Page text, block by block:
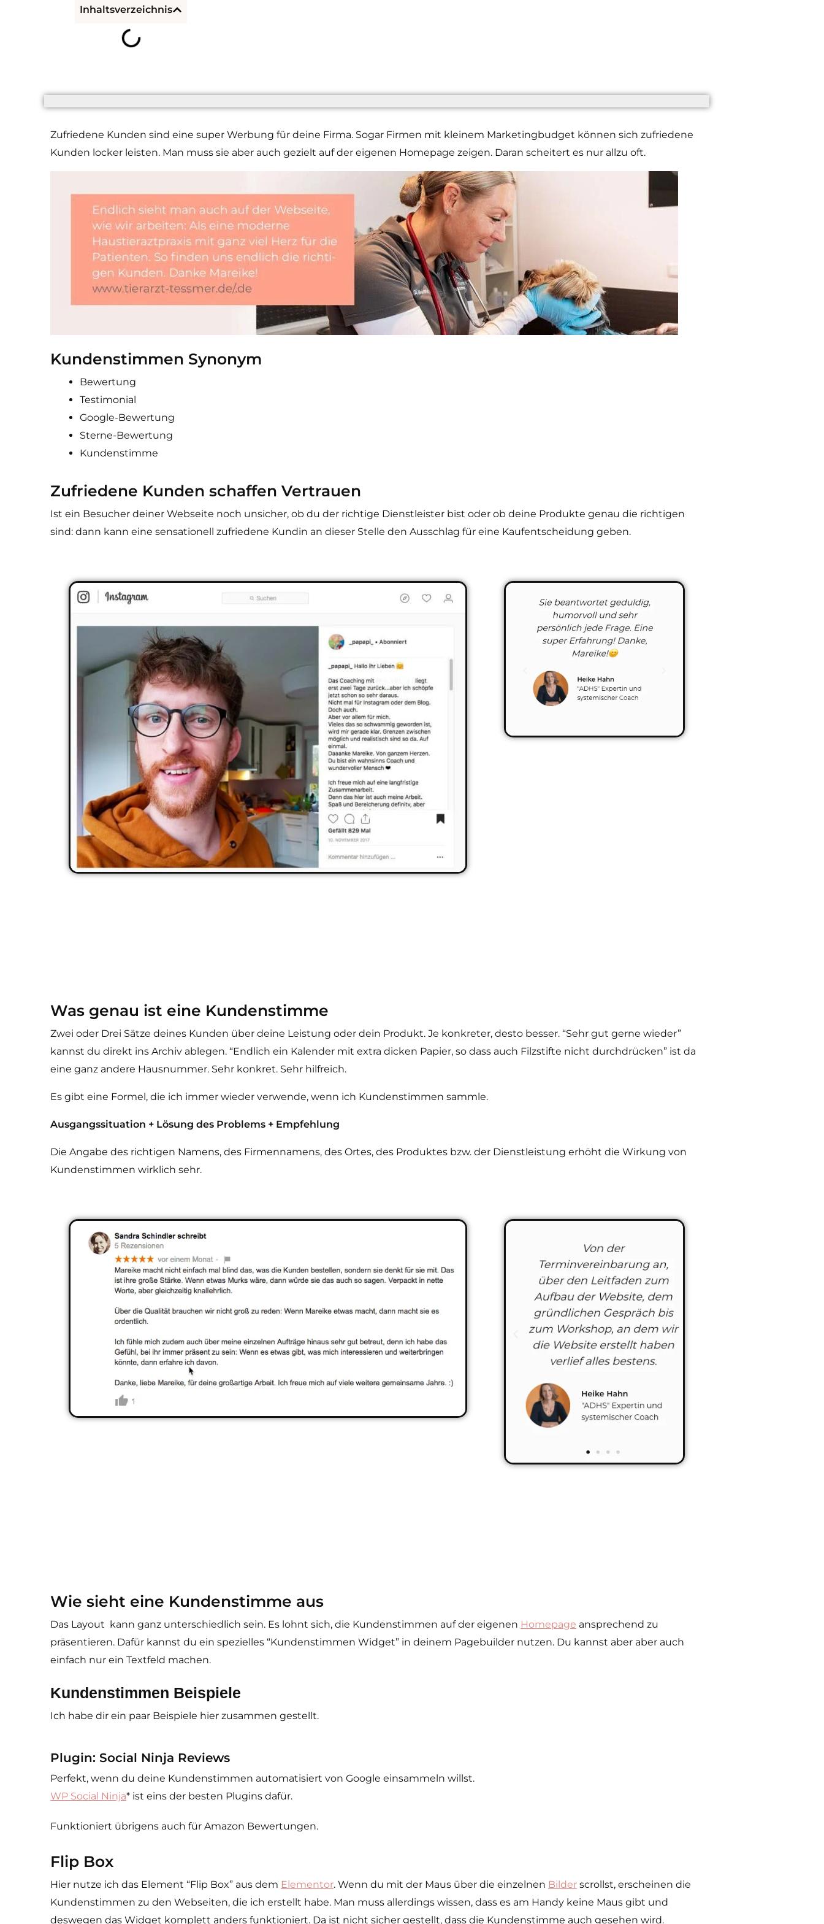
Inhaltsverzeichnis
Zufriedene Kunden sind eine super Werbung für deine Firma. Sogar Firmen mit kleinem Marketingbudget können sich zufriedene
Kunden locker leisten. Man muss sie aber auch gezielt auf der eigenen Homepage zeigen. Daran scheitert es nur allzu oft.
Kundenstimmen Synonym
Bewertung
Testimonial
Google-Bewertung
Sterne-Bewertung
Kundenstimme
Zufriedene Kunden schaffen Vertrauen
Ist ein Besucher deiner Webseite noch unsicher, ob du der richtige Dienstleister bist oder ob deine Produkte genau die richtigen
sind: dann kann eine sensationell zufriedene Kundin an dieser Stelle den Ausschlag für eine Kaufentscheidung geben.
Was genau ist eine Kundenstimme
Zwei oder Drei Sätze deines Kunden über deine Leistung oder dein Produkt. Je konkreter, desto besser. “Sehr gut gerne wieder”
kannst du direkt ins Archiv ablegen. “Endlich ein Kalender mit extra dicken Papier, so dass auch Filzstifte nicht durchdrücken” ist da
eine ganz andere Hausnummer. Sehr konkret. Sehr hilfreich.
Es gibt eine Formel, die ich immer wieder verwende, wenn ich Kundenstimmen sammle.
Ausgangssituation + Lösung des Problems + Empfehlung
Die Angabe des richtigen Namens, des Firmennamens, des Ortes, des Produktes bzw. der Dienstleistung erhöht die Wirkung von
Kundenstimmen wirklich sehr.
Wie sieht eine Kundenstimme aus
Das Layout kann ganz unterschiedlich sein. Es lohnt sich, die Kundenstimmen auf der eigenen Homepage ansprechend zu
präsentieren. Dafür kannst du ein spezielles “Kundenstimmen Widget” in deinem Pagebuilder nutzen. Du kannst aber aber auch
einfach nur ein Textfeld machen.
Kundenstimmen Beispiele
Ich habe dir ein paar Beispiele hier zusammen gestellt.
Plugin: Social Ninja Reviews
Perfekt, wenn du deine Kundenstimmen automatisiert von Google einsammeln willst.
WP Social Ninja* ist eins der besten Plugins dafür.
Funktioniert übrigens auch für Amazon Bewertungen.
Flip Box
Hier nutze ich das Element “Flip Box” aus dem Elementor. Wenn du mit der Maus über die einzelnen Bilder scrollst, erscheinen die
Kundenstimmen zu den Webseiten, die ich erstellt habe. Man muss allerdings wissen, dass es am Handy keine Maus gibt und
deswegen das Widget komplett anders funktioniert. Da ist nicht sicher gestellt, dass die Kundenstimme auch gesehen wird.